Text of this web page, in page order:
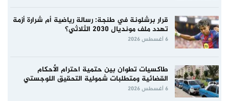
قرار برشلونة في طنجة: رسالة رياضية أم شرارة أزمة
تهدد ملف مونديال 2030 الثلاثي؟
6 أغسطس 2026
طاكسيات تطوان بين حتمية احترام الأحكام
القضائية ومتطلبات شمولية التحقيق اللوجستي
6 أغسطس 2026